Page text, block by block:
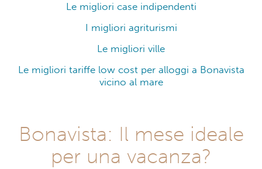
Le migliori case indipendenti
I migliori agriturismi
Le migliori ville
Le migliori tariffe low cost per alloggi a Bonavista
vicino al mare
Bonavista: Il mese ideale
per una vacanza?